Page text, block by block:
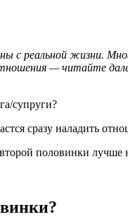
с реальной жизни.
— читайте
супруги?
сразу наладить
половинки